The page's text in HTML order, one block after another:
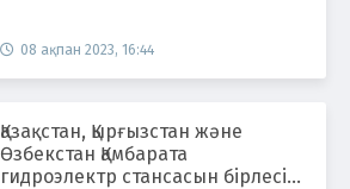
08 ақпан 2023, 16:44
Қазақстан, Қырғызстан және
Өзбекстан Қамбарата
гидроэлектр стансасын бірлесіп